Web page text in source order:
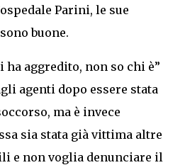
Parini, le sue
buone.
ha aggredito, non so chi è”
agenti dopo essere stata
ma è invece
sia stata già vittima altre
e non voglia denunciare il